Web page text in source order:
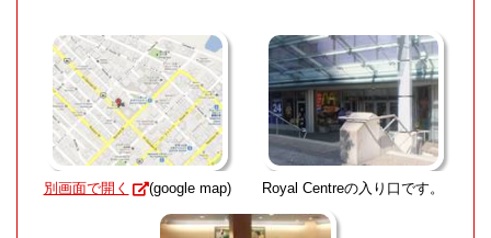
別画面で開く (google map) Royal Centreの入り口です。